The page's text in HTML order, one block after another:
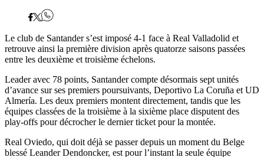
Le club de Santander s’est imposé 4-1 face à Real Valladolid et
retrouve ainsi la première division après quatorze saisons passées
entre les deuxième et troisième échelons.
Leader avec 78 points, Santander compte désormais sept unités
d’avance sur ses premiers poursuivants, Deportivo La Coruña et UD
Almería. Les deux premiers montent directement, tandis que les
équipes classées de la troisième à la sixième place disputent des
play-offs pour décrocher le dernier ticket pour la montée.
Real Oviedo, qui doit déjà se passer depuis un moment du Belge
blessé Leander Dendoncker, est pour l’instant la seule équipe